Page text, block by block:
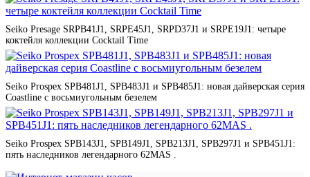
Seiko Presage SRPB41J1, SRPE45J1, SRPD37J1 и SRPE19J1: четыре
коктейля коллекции Cocktail Time
Seiko Prospex SPB481J1, SPB483J1 и SPB485J1: новая дайверская серия
Coastline с восьмиугольным безелем
Seiko Prospex SPB143J1, SPB149J1, SPB213J1, SPB297J1 и SPB451J1:
пять наследников легендарного 62MAS .